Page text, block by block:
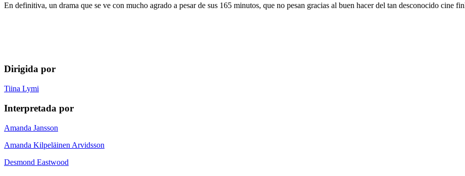
En definitiva, un drama que se ve con mucho agrado a pesar de sus 165 minutos, que no pesan gracias al buen hacer del tan desconocido cine
Dirigida por
Tiina Lymi
Interpretada por
Amanda Jansson
Amanda Kilpeläinen Arvidsson
Desmond Eastwood